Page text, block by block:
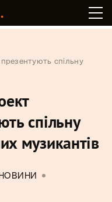
спільну
спільну
музикантів
НОВИНИ